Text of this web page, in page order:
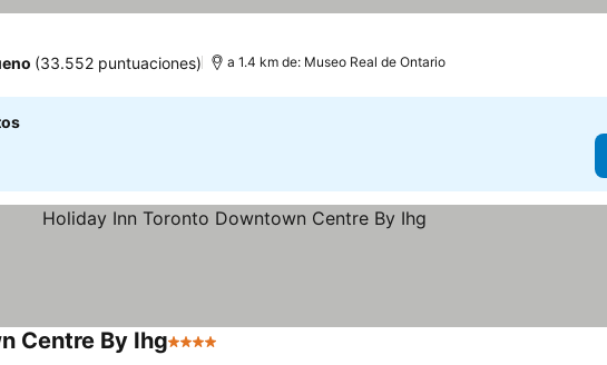
(33.552 puntuaciones) a 1.4 km de: Museo Real de Ontario
Centre By Ihg4 Estrellas